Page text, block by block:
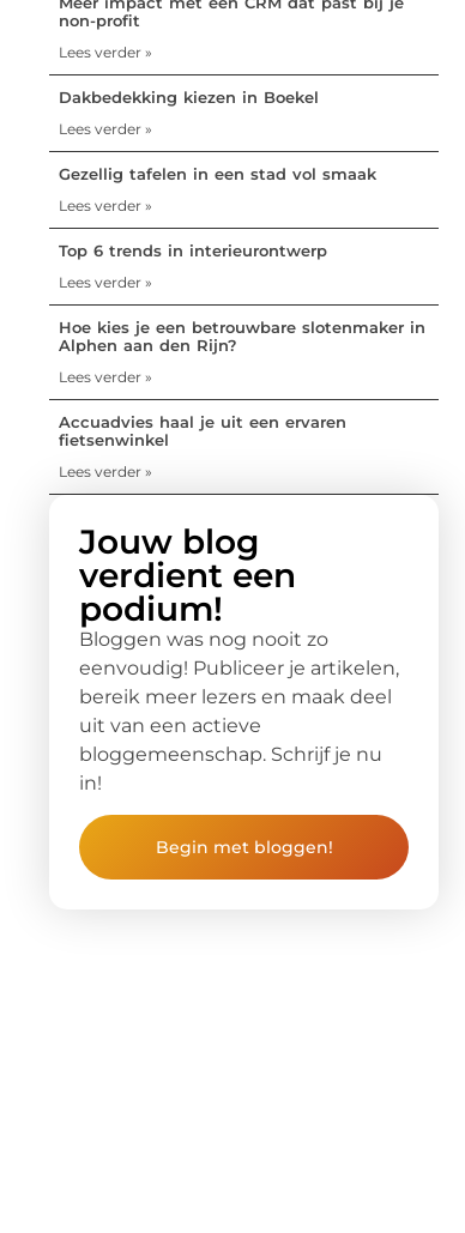
non-profit
Lees verder »
Dakbedekking kiezen in Boekel
Lees verder »
Gezellig tafelen in een stad vol smaak
Lees verder »
Top 6 trends in interieurontwerp
Lees verder »
Hoe kies je een betrouwbare slotenmaker in
Alphen aan den Rijn?
Lees verder »
Accuadvies haal je uit een ervaren
fietsenwinkel
Lees verder »
Jouw blog
verdient een
podium!
Bloggen was nog nooit zo
eenvoudig! Publiceer je artikelen,
bereik meer lezers en maak deel
uit van een actieve
bloggemeenschap. Schrijf je nu
in!
Begin met bloggen!